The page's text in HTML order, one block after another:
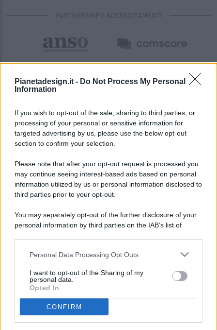
Pianetadesign.it - Do Not Process My Personal
Information
If you wish to opt-out of the sale, sharing to third parties, or
processing of your personal or sensitive information for
targeted advertising by us, please use the below opt-out
section to confirm your selection.
Please note that after your opt-out request is processed you
may continue seeing interest-based ads based on personal
information utilized by us or personal information disclosed to
third parties prior to your opt-out.
You may separately opt-out of the further disclosure of your
personal information by third parties on the IAB’s list of
This information may also be disclosed by us to third parties
disclose it to other third parties.
Personal Data Processing Opt Outs
I want to opt-out of the Sharing of my
personal data.
Opted In
CONFIRM
PARTNERSHIP E ACCREDITAMENTI
© 2026 - Pianeta Design - P.IVA 04827280654 - Testata
Registrata Al Tribunale Di Nocera Inferiore N. 8/2020 - RG N.
ISCRIZIONE AL ROC N. 35792 – ISCRITTA ALL’ANSO
(ASSOCIAZIONE NAZIONALE STAMPA ONLINE)
PREFERENZE PRIVACY